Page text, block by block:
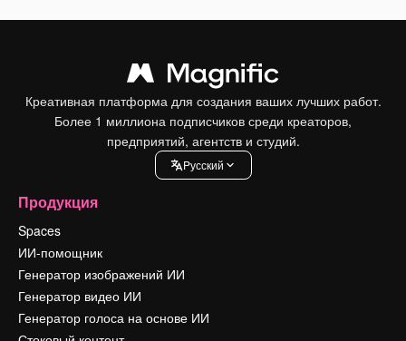
Креативная платформа для создания ваших лучших работ.
Более 1 миллиона подписчиков среди креаторов,
предприятий, агентств и студий.
Pусский
Продукция
Spaces
ИИ-помощник
Генератор изображений ИИ
Генератор видео ИИ
Генератор голоса на основе ИИ